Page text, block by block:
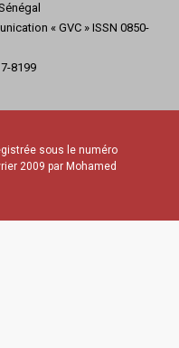
« GVC » ISSN 0850-
8199
sous le numéro
2009 par Mohamed